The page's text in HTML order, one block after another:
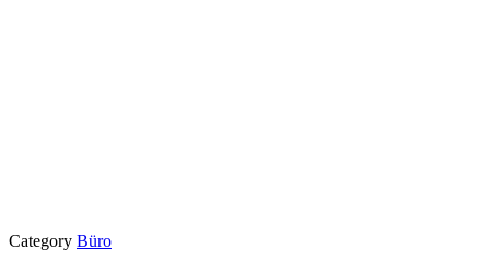
Category Büro